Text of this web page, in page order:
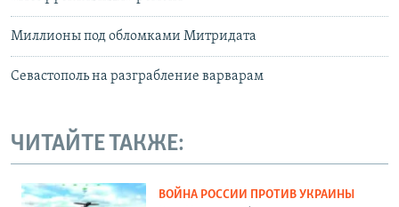
Миллионы под обломками Митридата
Севастополь на разграбление варварам
ЧИТАЙТЕ ТАКЖЕ:
ВОЙНА РОССИИ ПРОТИВ УКРАИНЫ